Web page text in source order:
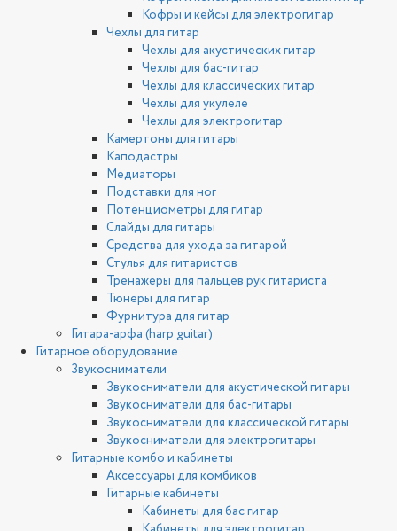
Кофры и кейсы для электрогитар
Чехлы для гитар
Чехлы для акустических гитар
Чехлы для бас-гитар
Чехлы для классических гитар
Чехлы для укулеле
Чехлы для электрогитар
Камертоны для гитары
Каподастры
Медиаторы
Подставки для ног
Потенциометры для гитар
Слайды для гитары
Средства для ухода за гитарой
Стулья для гитаристов
Тренажеры для пальцев рук гитариста
Тюнеры для гитар
Фурнитура для гитар
Гитара-арфа (harp guitar)
Гитарное оборудование
Звукосниматели
Звукосниматели для акустической гитары
Звукосниматели для бас-гитары
Звукосниматели для классической гитары
Звукосниматели для электрогитары
Гитарные комбо и кабинеты
Аксессуары для комбиков
Гитарные кабинеты
Кабинеты для бас гитар